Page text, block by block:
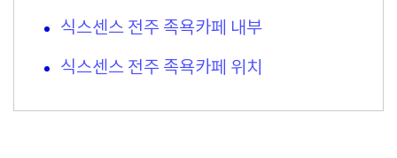
식스센스 전주 족욕카페 내부
식스센스 전주 족욕카페 위치